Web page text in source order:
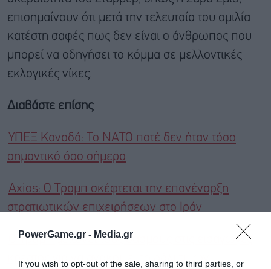
PowerGame.gr - Media.gr
If you wish to opt-out of the sale, sharing to third parties, or
επισημαίνουν ότι μετά την τελευταία του ομιλία
κατέστη σαφές πως δεν είναι ο άνθρωπος που
μπορεί να οδηγήσει το κόμμα σε μελλοντικές
εκλογικές νίκες.
Διαβάστε επίσης
YΠΕΞ Καναδά: Το ΝΑΤΟ ποτέ δεν ήταν τόσο
σημαντικό όσο σήμερα
Axios: Ο Τραμπ σκέφτεται την επανέναρξη
στρατιωτικών επιχειρήσεων στο Ιράν
Ο Τραμπ μειώνει τους δασμούς στις εισαγωγές
κρέατος για να ανακόψει το ράλι τιμών